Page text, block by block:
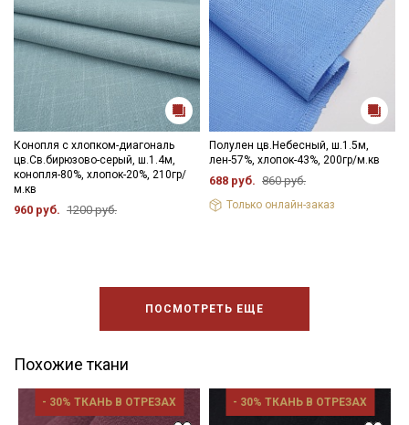
Конопля с хлопком-диагональ
цв.Св.бирюзово-серый, ш.1.4м,
конопля-80%, хлопок-20%, 210гр/
м.кв
960 руб. 1200 руб.
Полулен цв.Небесный, ш.1.5м,
лен-57%, хлопок-43%, 200гр/м.кв
688 руб. 860 руб.
Только онлайн-заказ
ПОСМОТРЕТЬ ЕЩЕ
Похожие ткани
- 30% ТКАНЬ В ОТРЕЗАХ - 30% ТКАНЬ В ОТРЕЗАХ